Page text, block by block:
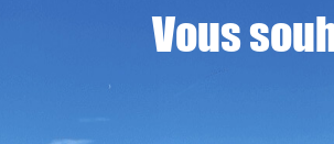
Vous